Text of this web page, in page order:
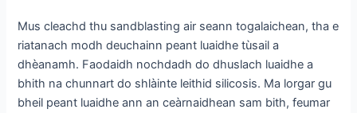
Mus cleachd thu sandblasting air seann togalaichean, tha e
riatanach modh deuchainn peant luaidhe tùsail a
dhèanamh. Faodaidh nochdadh do dhuslach luaidhe a
bhith na chunnart do shlàinte leithid silicosis. Ma lorgar gu
bheil peant luaidhe ann an ceàrnaidhean sam bith, feumar